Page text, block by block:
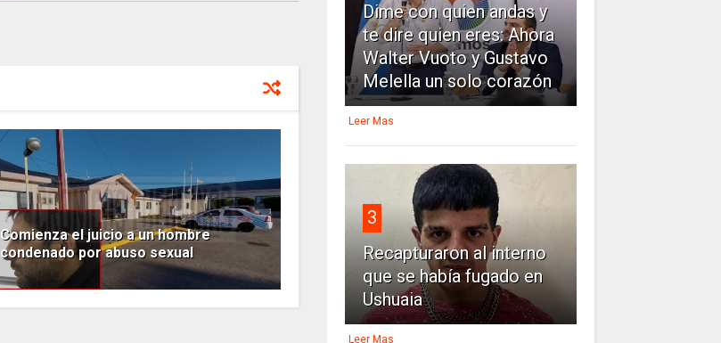
Comienza el juicio a un hombre
condenado por abuso sexual
Dime con quien andas y
te dire quien eres: Ahora
Walter Vuoto y Gustavo
Melella un solo corazón
Leer Mas
3
Recapturaron al interno
que se había fugado en
Ushuaia
Leer Mas